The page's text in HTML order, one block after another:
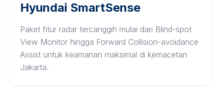
Hyundai SmartSense
Paket fitur radar tercanggih mulai dari Blind-spot
View Monitor hingga Forward Collision-avoidance
Assist untuk keamanan maksimal di kemacetan
Jakarta.